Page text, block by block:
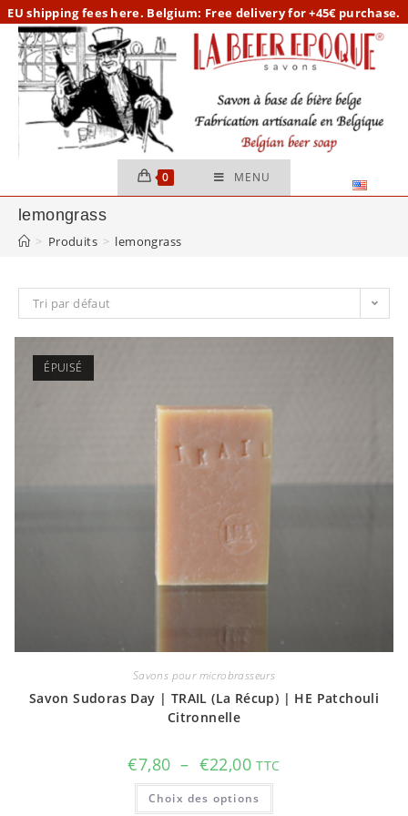
Skip
to
content
EUshipping fees here. Belgium: Free delivery for +45€ purchase.
0 MENU
lemongrass
> Produits > lemongrass
Tri par défaut
ÉPUISÉ
Savons pour microbrasseurs
Savon Sudoras Day | TRAIL (La Récup) | HE Patchouli
Citronnelle
€7,80 – €22,00Plage
de
prix :
€7,80
à
TTC
Choix des options
Ce